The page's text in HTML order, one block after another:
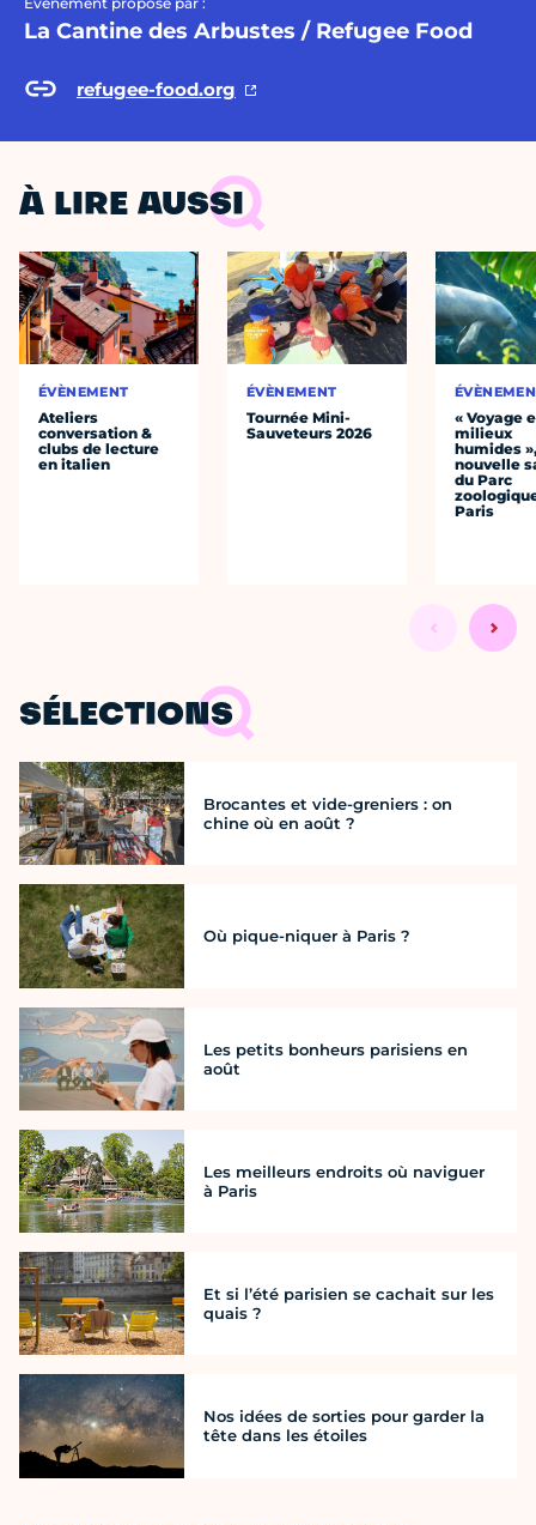
La Cantine des Arbustes / Refugee Food
refugee-food.org
À LIRE AUSSI
ÉVÈNEMENT
Ateliers
conversation &
clubs de lecture
en italien
ÉVÈNEMENT
Tournée Mini-
Sauveteurs 2026
« Voyage
milieux
humides
nouvelle
du Parc
Paris
SÉLECTIONS
Brocantes et vide-greniers : on
chine où en août ?
Où pique-niquer à Paris ?
Les petits bonheurs parisiens en
août
Les meilleurs endroits où naviguer
à Paris
Et si l’été parisien se cachait sur les
quais ?
Nos idées de sorties pour garder la
tête dans les étoiles